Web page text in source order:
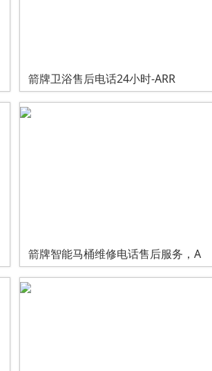
箭牌卫浴售后电话24小时-ARR
箭牌智能马桶维修电话售后服务，A